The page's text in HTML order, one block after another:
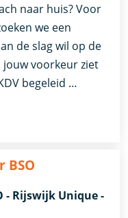
naar huis? Voor
we een
de slag wil op de
jouw voorkeur ziet
begeleid …
BSO
- Rijswijk Unique -